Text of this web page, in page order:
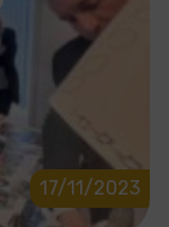
17/11/2023